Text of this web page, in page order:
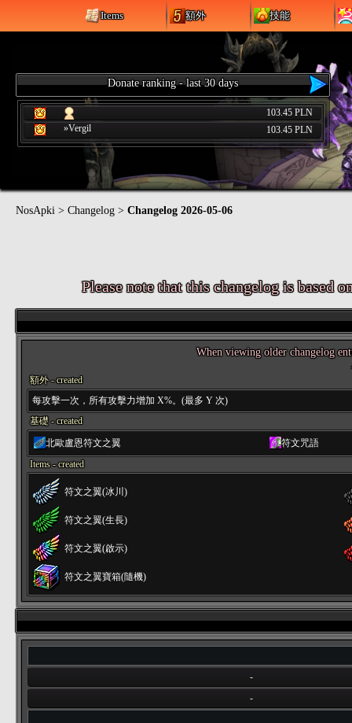
Items 額外 技能
Donate ranking - last 30 days
103.45 PLN
»Vergil
103.45 PLN
NosApki > Changelog > Changelog 2026-05-06
Please note that this changelog is based
When viewing older changelog
額外 - created
每攻擊一次，所有攻擊力增加 X%。(最多 Y 次)
基礎 - created
北歐盧恩符文之翼
符文咒語
Items - created
符文之翼(冰川)
符文之翼(生長)
符文之翼(啟示)
符文之翼寶箱(隨機)
-
-